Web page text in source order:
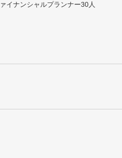
イナンシャルプランナー30人